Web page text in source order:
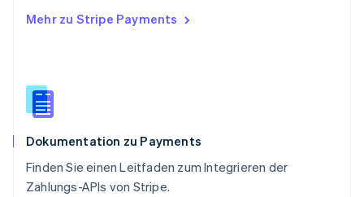
Mehr zu Stripe Payments
Dokumentation zu Payments
Finden Sie einen Leitfaden zum Integrieren der
Zahlungs-APIs von Stripe.
Slowenien
English
Spanien
Thailand
Tschechische Republik
English